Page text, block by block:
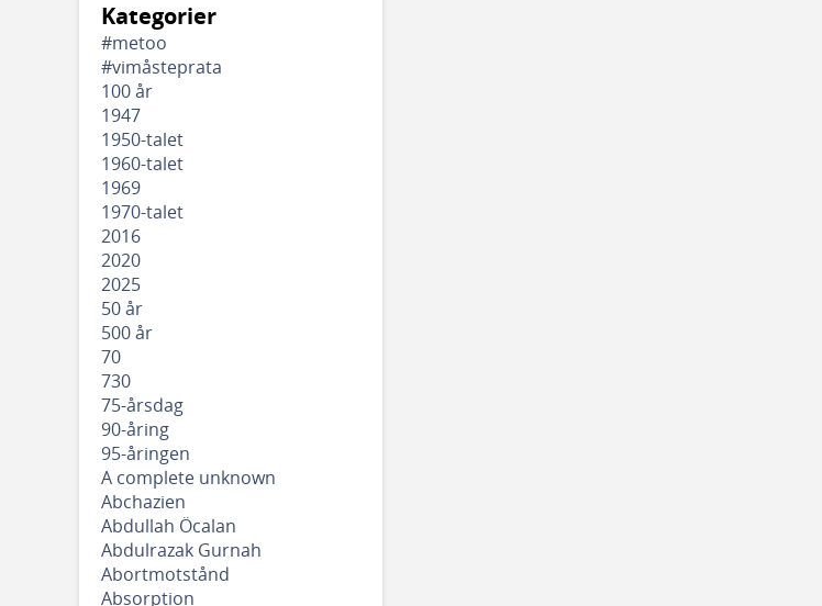
Kategorier
#metoo
#vimåsteprata
100 år
1947
1950-talet
1960-talet
1969
1970-talet
2016
2020
2025
50 år
500 år
70
730
75-årsdag
90-åring
95-åringen
A complete unknown
Abchazien
Abdullah Öcalan
Abdulrazak Gurnah
Abortmotstånd
Absorption